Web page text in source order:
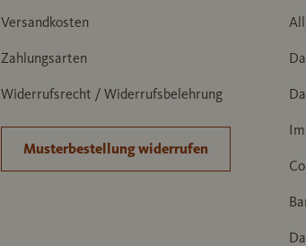
Versandkosten
Zahlungsarten
Widerrufsrecht / Widerrufsbelehrung
Musterbestellung widerrufen